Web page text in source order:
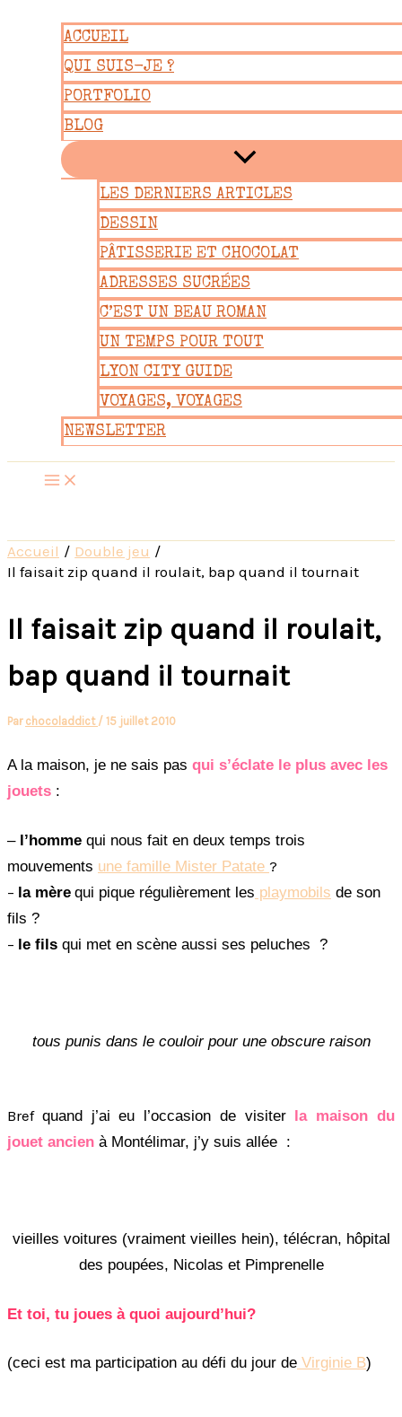
contenu
ACCUEIL
QUI SUIS-JE ?
PORTFOLIO
BLOG
LES DERNIERS ARTICLES
DESSIN
PÂTISSERIE ET CHOCOLAT
ADRESSES SUCRÉES
C’EST UN BEAU ROMAN
UN TEMPS POUR TOUT
LYON CITY GUIDE
VOYAGES, VOYAGES
NEWSLETTER
Accueil
Double jeu
Il faisait zip quand il roulait, bap quand il tournait
Il faisait zip quand il roulait,
bap quand il tournait
Par chocoladdict / 15 juillet 2010
A la maison, je ne sais pas qui s’éclate le plus avec les
jouets :
–l’homme qui nous fait en deux temps trois
mouvements une famille Mister Patate ?
– la mère qui pique régulièrement les playmobils de son
fils ?
– le fils qui met en scène aussi ses peluches ?
tous punis dans le couloir pour une obscure raison
Bref quand j’ai eu l’occasion de visiter la maison du
jouet ancien à Montélimar, j’y suis allée :
vieilles voitures (vraiment vieilles hein), télécran, hôpital
des poupées, Nicolas et Pimprenelle
Et toi, tu joues à quoi aujourd’hui?
(ceci est ma participation au défi du jour de Virginie B)